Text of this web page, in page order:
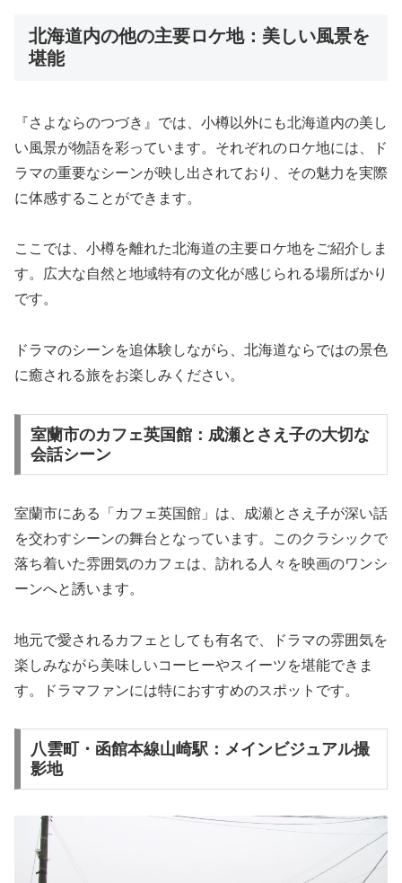
北海道内の他の主要ロケ地：美しい風景を
堪能
『さよならのつづき』では、小樽以外にも北海道内の美し
い風景が物語を彩っています。それぞれのロケ地には、ド
ラマの重要なシーンが映し出されており、その魅力を実際
に体感することができます。
ここでは、小樽を離れた北海道の主要ロケ地をご紹介しま
す。広大な自然と地域特有の文化が感じられる場所ばかり
です。
ドラマのシーンを追体験しながら、北海道ならではの景色
に癒される旅をお楽しみください。
室蘭市のカフェ英国館：成瀬とさえ子の大切な
会話シーン
室蘭市にある「カフェ英国館」は、成瀬とさえ子が深い話
を交わすシーンの舞台となっています。このクラシックで
落ち着いた雰囲気のカフェは、訪れる人々を映画のワンシ
ーンへと誘います。
地元で愛されるカフェとしても有名で、ドラマの雰囲気を
楽しみながら美味しいコーヒーやスイーツを堪能できま
す。ドラマファンには特におすすめのスポットです。
八雲町・函館本線山崎駅：メインビジュアル撮
影地